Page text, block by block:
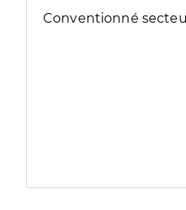
Conventionné